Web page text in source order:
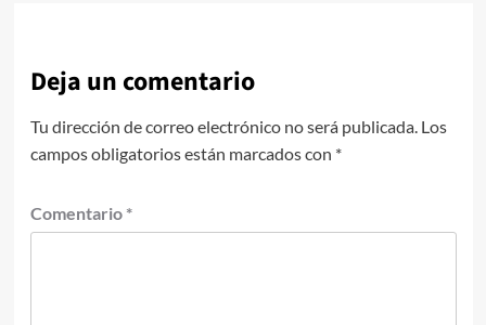
Deja un comentario
Tu dirección de correo electrónico no será publicada. Los
campos obligatorios están marcados con *
Comentario *